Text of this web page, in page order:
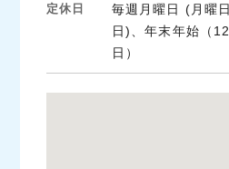
定休日
毎週月曜日 (月曜
日)、年末年始（
日）